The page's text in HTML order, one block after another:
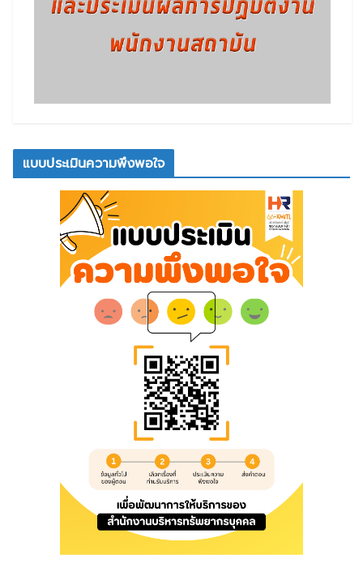
แบบประเมินความพึงพอใจ